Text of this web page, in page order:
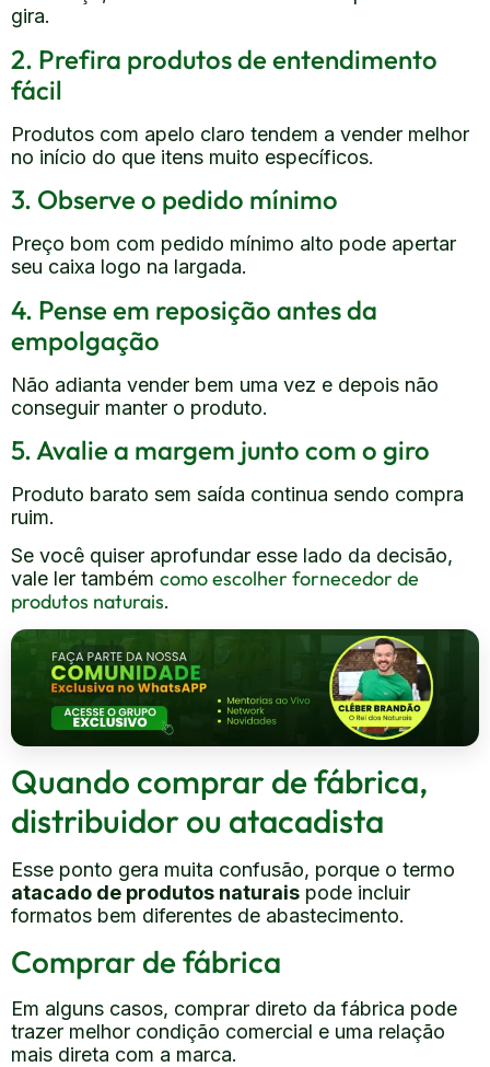
gira.
2. Prefira produtos de entendimento
fácil
Produtos com apelo claro tendem a vender melhor
no início do que itens muito específicos.
3. Observe o pedido mínimo
Preço bom com pedido mínimo alto pode apertar
seu caixa logo na largada.
4. Pense em reposição antes da
empolgação
Não adianta vender bem uma vez e depois não
conseguir manter o produto.
5. Avalie a margem junto com o giro
Produto barato sem saída continua sendo compra
ruim.
Se você quiser aprofundar esse lado da decisão,
vale ler também como escolher fornecedor de
produtos naturais.
Quando comprar de fábrica,
distribuidor ou atacadista
Esse ponto gera muita confusão, porque o termo
atacado de produtos naturais pode incluir
formatos bem diferentes de abastecimento.
Comprar de fábrica
Em alguns casos, comprar direto da fábrica pode
trazer melhor condição comercial e uma relação
mais direta com a marca.